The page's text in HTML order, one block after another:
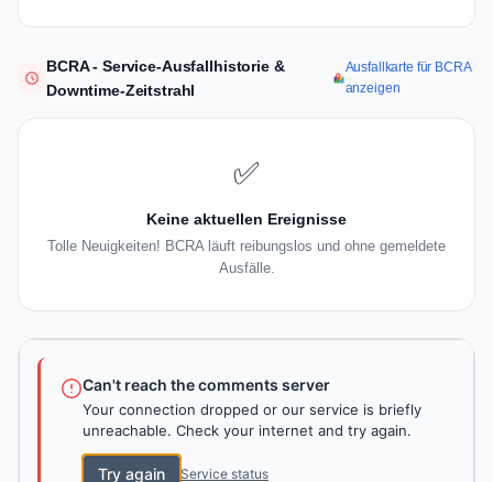
BCRA - Service-Ausfallhistorie &
Downtime-Zeitstrahl
Ausfallkarte für BCRA
anzeigen
✅
Keine aktuellen Ereignisse
Tolle Neuigkeiten! BCRA läuft reibungslos und ohne gemeldete
Ausfälle.
Can't reach the comments server
Your connection dropped or our service is briefly
unreachable. Check your internet and try again.
Try again Service status